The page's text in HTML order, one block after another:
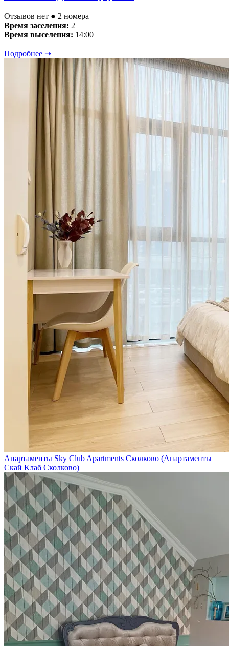
Отзывов нет ● 2 номера
Время заселения: 2
Время выселения: 14:00
Подробнее ➝
Апартаменты Sky Club Apartments Сколково (Апартаменты
Скай Клаб Сколково)